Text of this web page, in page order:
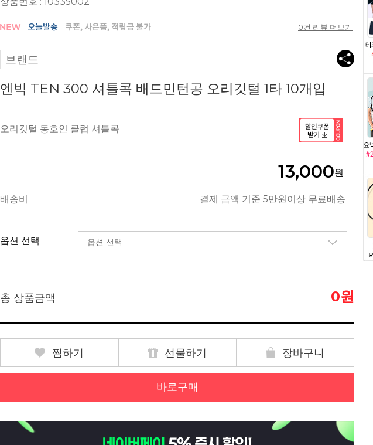
0건 리뷰 더보기
브랜드
엔빅 TEN 300 셔틀콕 배드민턴공 오리깃털 1타 10개입
오리깃털 동호인 클럽 셔틀콕
13,000원
배송비 결제 금액 기준 5만원이상 무료배송
옵션 선택
총 상품금액 0원
찜하기 선물하기 장바구니
바로구매